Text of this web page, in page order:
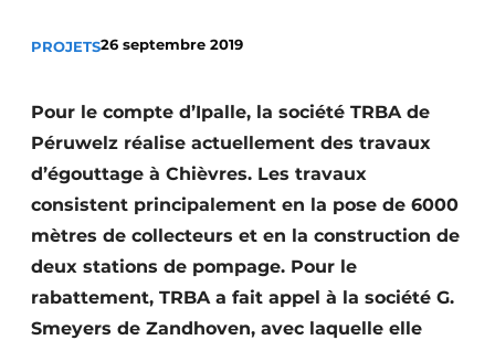
Construction bois
Contrôle d’accès
Éclairage
Fondations
PROJETS26 septembre 2019
Pour le compte d’Ipalle, la société TRBA de
Péruwelz réalise actuellement des travaux
d’égouttage à Chièvres. Les travaux
consistent principalement en la pose de 6000
mètres de collecteurs et en la construction de
deux stations de pompage. Pour le
rabattement, TRBA a fait appel à la société G.
Smeyers de Zandhoven, avec laquelle elle